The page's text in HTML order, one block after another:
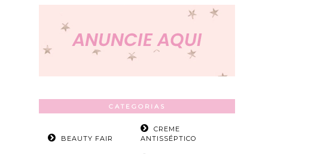
CATEGORIAS
BEAUTY FAIR
CREME
ANTISSÉPTICO